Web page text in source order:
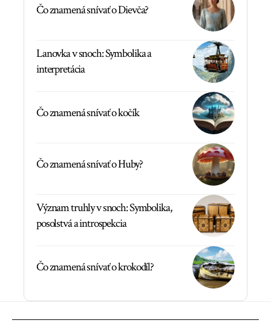
Čo znamená snívať o Dievča?
Lanovka v snoch: Symbolika a
interpretácia
Čo znamená snívať o kočík
Čo znamená snívať o Huby?
Význam truhly v snoch: Symbolika,
posolstvá a introspekcia
Čo znamená snívať o krokodíl?